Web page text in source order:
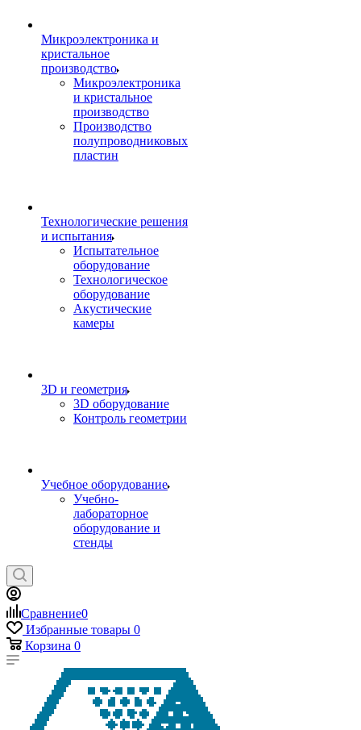
Микроэлектроника и
кристальное
производство
Микроэлектроника
и кристальное
производство
Производство
полупроводниковых
пластин
Технологические решения
и испытания
Испытательное
оборудование
Технологическое
оборудование
Акустические
камеры
3D и геометрия
3D оборудование
Контроль геометрии
Учебное оборудование
Учебно-
лабораторное
оборудование и
стенды
Сравнение0
Избранные товары 0
Корзина 0